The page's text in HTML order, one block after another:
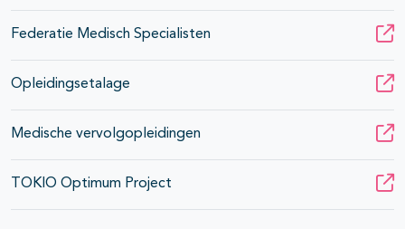
Federatie Medisch Specialisten
Opleidingsetalage
Medische vervolgopleidingen
TOKIO Optimum Project